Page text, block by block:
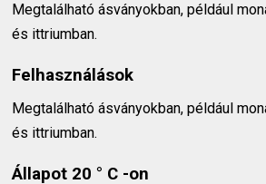
Megtalálható ásványokban, például
és ittriumban.
Felhasználások
Megtalálható ásványokban, például
és ittriumban.
Állapot 20 ° C -on